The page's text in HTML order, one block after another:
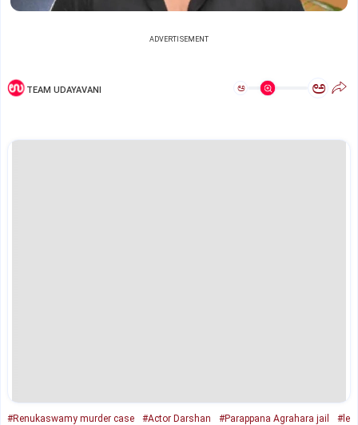
ADVERTISEMENT
TEAM UDAYAVANI ಅ ಅ
#Renukaswamy murder case #Actor Darshan #Parappana Agrahara jail
#le